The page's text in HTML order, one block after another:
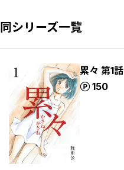
同シリーズ一覧
累々 第1話
150
ポイント